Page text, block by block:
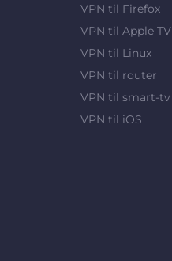
VPN til Firefox
VPN til Apple TV
VPN til Linux
VPN til router
VPN til smart-tv
VPN til iOS